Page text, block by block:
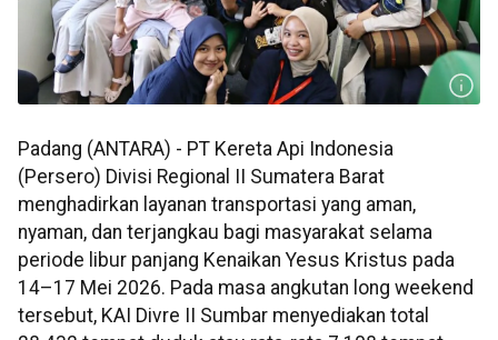
Padang (ANTARA) - PT Kereta Api Indonesia
(Persero) Divisi Regional II Sumatera Barat
menghadirkan layanan transportasi yang aman,
nyaman, dan terjangkau bagi masyarakat selama
periode libur panjang Kenaikan Yesus Kristus pada
14–17 Mei 2026. Pada masa angkutan long weekend
tersebut, KAI Divre II Sumbar menyediakan total